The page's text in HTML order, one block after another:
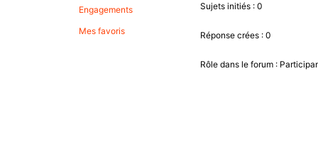
Engagements
Mes favoris
Sujets initiés : 0
Réponse crées : 0
Rôle dans le forum :